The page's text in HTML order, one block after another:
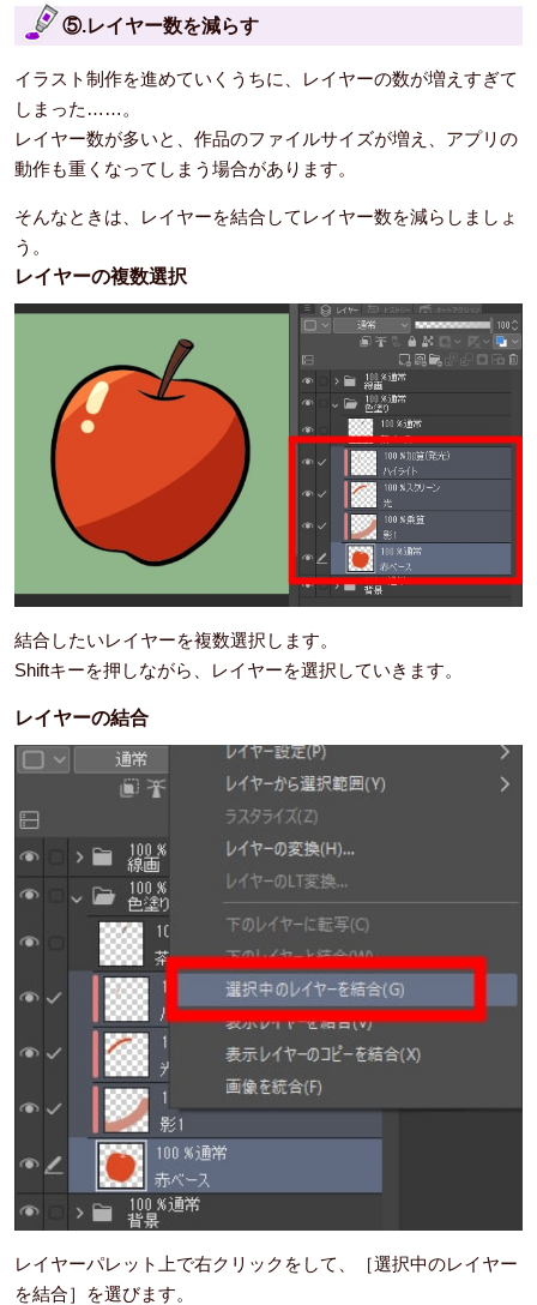
⑤.レイヤー数を減らす
イラスト制作を進めていくうちに、レイヤーの数が増えすぎて
しまった……。
レイヤー数が多いと、作品のファイルサイズが増え、アプリの
動作も重くなってしまう場合があります。
そんなときは、レイヤーを結合してレイヤー数を減らしましょ
う。
レイヤーの複数選択
結合したいレイヤーを複数選択します。
Shiftキーを押しながら、レイヤーを選択していきます。
レイヤーの結合
レイヤーパレット上で右クリックをして、［選択中のレイヤー
を結合］を選びます。